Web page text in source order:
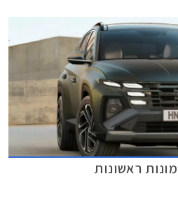
נזכיר כי הדגם היוצא שווק עד לאחרונה גם בגרסת בסיס עם מנוע בנזין בנפח 2.0